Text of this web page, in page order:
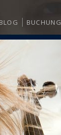
BLOG BUCHUNG